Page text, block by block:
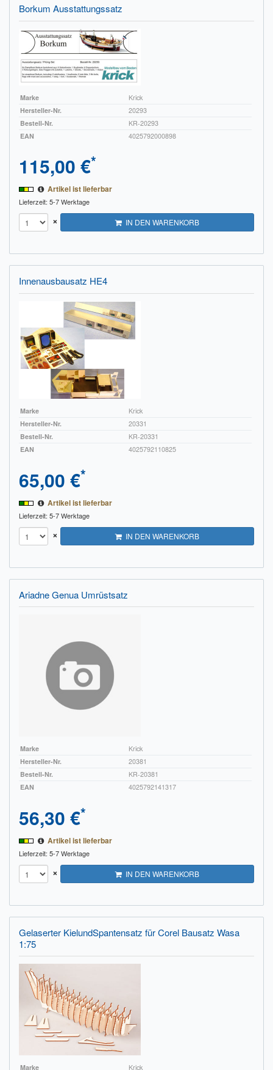
Borkum Ausstattungssatz
Marke
Krick
Hersteller-Nr.
20293
Bestell-Nr.
KR-20293
EAN
4025792000898
115,00 €*
Artikel ist lieferbar
Lieferzeit: 5-7 Werktage
× IN DEN WARENKORB
Innenausbausatz HE4
Marke
Krick
Hersteller-Nr.
20331
Bestell-Nr.
KR-20331
EAN
4025792110825
65,00 €*
Artikel ist lieferbar
Lieferzeit: 5-7 Werktage
× IN DEN WARENKORB
Ariadne Genua Umrüstsatz
Marke
Krick
Hersteller-Nr.
20381
Bestell-Nr.
KR-20381
EAN
4025792141317
56,30 €*
Artikel ist lieferbar
Lieferzeit: 5-7 Werktage
× IN DEN WARENKORB
Gelaserter KielundSpantensatz für Corel Bausatz Wasa
1:75
Marke Krick